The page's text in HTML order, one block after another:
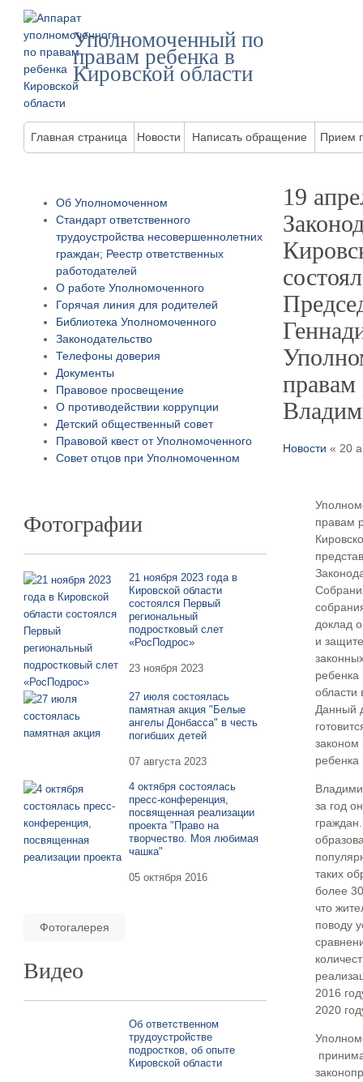
Уполномоченный по
правам ребенка в
Кировской области
Главная страница Новости Написать обращение Прием
Об Уполномоченном
Стандарт ответственного
трудоустройства несовершеннолетних
граждан; Реестр ответственных
работодателей
О работе Уполномоченного
Горячая линия для родителей
Библиотека Уполномоченного
Законодательство
Телефоны доверия
Документы
Правовое просвещение
О противодействии коррупции
Детский общественный совет
Правовой квест от Уполномоченного
Совет отцов при Уполномоченном
Фотографии
21 ноября 2023 года в
Кировской области
состоялся Первый
региональный
подростковый слет
«РосПодрос»
23 ноября 2023
27 июля состоялась
памятная акция "Белые
ангелы Донбасса" в честь
погибших детей
07 августа 2023
4 октября состоялась
пресс-конференция,
посвященная реализации
проекта "Право на
творчество. Моя любимая
чашка"
05 октября 2016
Фотогалерея
Видео
Об ответственном
трудоустройстве
подростков, об опыте
Кировской области
19
правам
Новости « 20
правам
доклад
и
ребенка
области
Данный
ребенка
за год
таких
более
что
поводу
2016
2020